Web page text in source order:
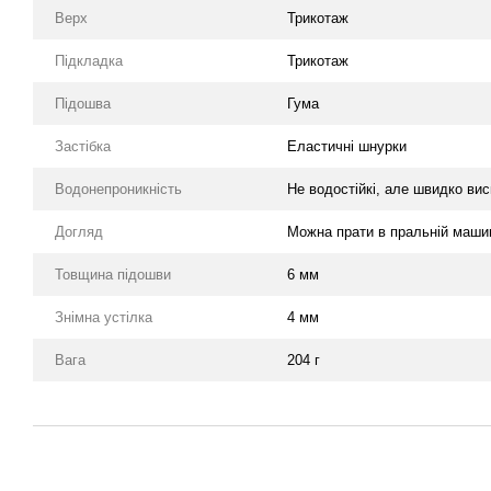
Верх Трикотаж
Підкладка Трикотаж
Підошва Гума
Застібка Еластичні шнурки
Водонепроникність Не водостійкі, але швидко
Догляд Можна прати в пральній
Товщина підошви 6 мм
Знімна устілка 4 мм
Вага 204 г